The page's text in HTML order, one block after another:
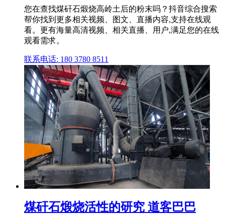
您在查找煤矸石煅烧高岭土后的粉末吗？抖音综合搜索
帮你找到更多相关视频、图文、直播内容,支持在线观
看。更有海量高清视频、相关直播、用户,满足您的在线
观看需求。
联系电话: 180 3780 8511
煤矸石煅烧活性的研究 道客巴巴